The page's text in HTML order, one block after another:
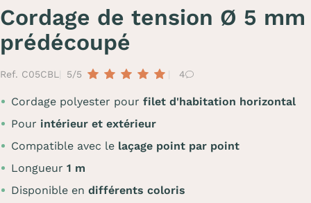
Cordage de tension Ø 5 mm
prédécoupé
Ref. C05CBL 5/5 4
Cordage polyester pour filet d'habitation horizontal
Pour intérieur et extérieur
Compatible avec le laçage point par point
Longueur 1 m
Disponible en différents coloris